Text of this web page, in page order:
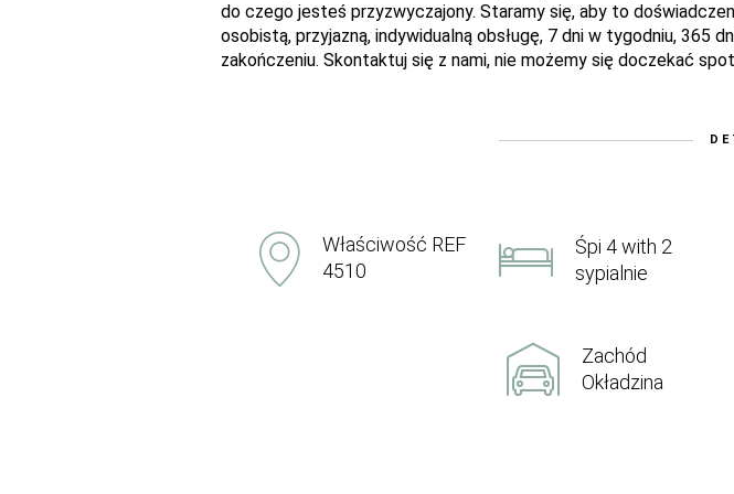
do czego jesteś przyzwyczajony. Staramy się, aby to
osobistą, przyjazną, indywidualną obsługę, 7 dni w tygodniu, 365
zakończeniu. Skontaktuj się z nami, nie możemy się doczekać
Właściwość REF
4510
Śpi 4 with 2
sypialnie
Zachód
Okładzina